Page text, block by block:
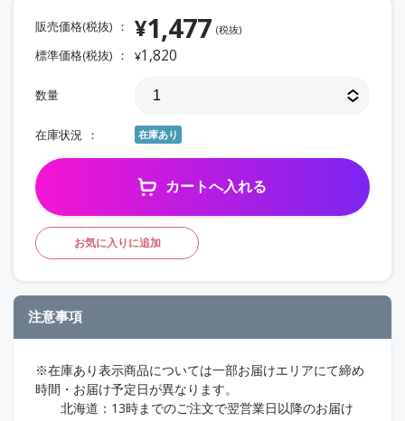
販売価格(税抜) ¥1,477 (税抜)
標準価格(税抜) ¥1,820
数量
在庫状況 在庫あり
カートへ入れる
お気に入りに追加
注意事項
※在庫あり表示商品については一部お届けエリアにて締め
時間・お届け予定日が異なります。
北海道：13時までのご注文で翌営業日以降のお届け